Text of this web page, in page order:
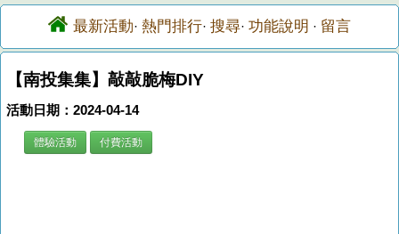
最新活動· 熱門排行· 搜尋· 功能說明 · 留言
【南投集集】敲敲脆梅DIY
活動日期：2024-04-14
體驗活動 付費活動